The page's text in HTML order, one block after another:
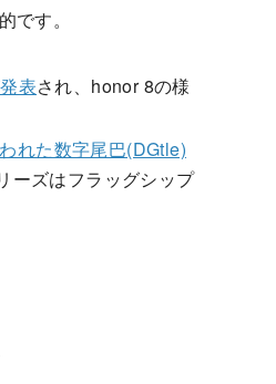
です。
表され、honor 8の様
れた数字尾巴(DGtle)
ーズはフラッグシップ